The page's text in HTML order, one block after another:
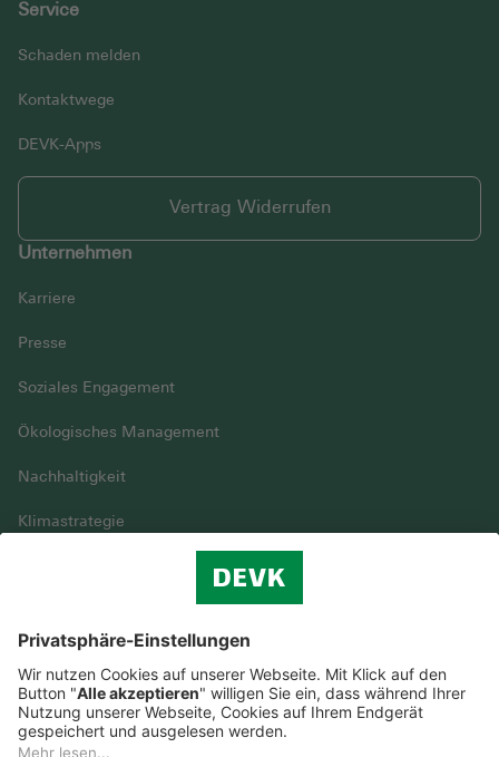
Service
Schaden melden
Kontaktwege
DEVK-Apps
Vertrag Widerrufen
Unternehmen
Karriere
Presse
Soziales Engagement
Ökologisches Management
Nachhaltigkeit
Klimastrategie
Streitbeilegung
Nutzungshinweise
EU-Transparenzverordnung